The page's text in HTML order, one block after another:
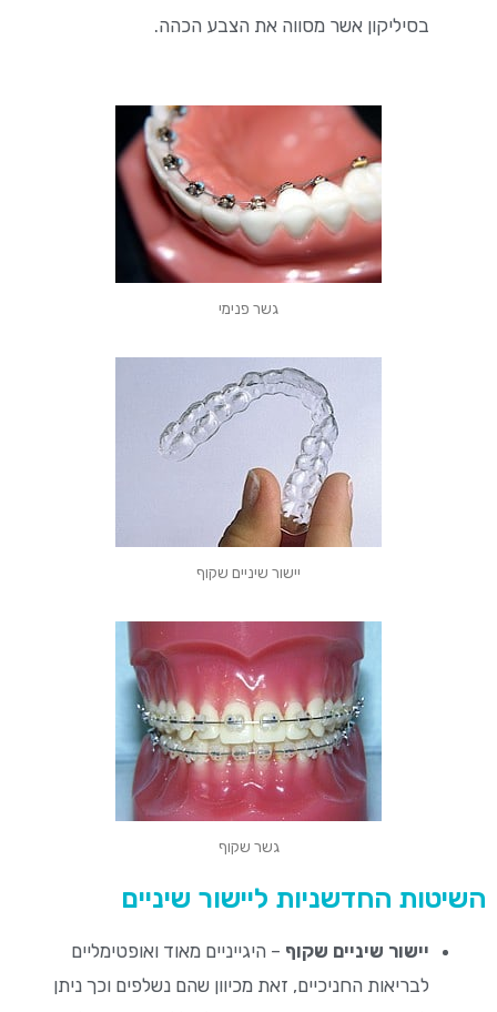
בסיליקון אשר מסווה את הצבע הכהה.
גשר פנימי
יישור שיניים שקוף
גשר שקוף
השיטות החדשניות ליישור שיניים
יישור שיניים שקוף – היגייניים מאוד ואופטימליים
לבריאות החניכיים, זאת מכיוון שהם נשלפים וכך ניתן